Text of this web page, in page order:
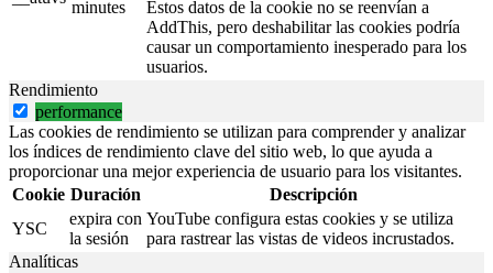
minutes
Estos datos de la cookie no se reenvían a
AddThis, pero deshabilitar las cookies podría
causar un comportamiento inesperado para los
usuarios.
Rendimiento
performance
Las cookies de rendimiento se utilizan para comprender y analizar
los índices de rendimiento clave del sitio web, lo que ayuda a
proporcionar una mejor experiencia de usuario para los visitantes.
Cookie Duración
Descripción
YSC
expira con
la sesión
YouTube configura estas cookies y se utiliza
para rastrear las vistas de videos incrustados.
Analíticas